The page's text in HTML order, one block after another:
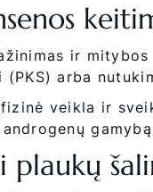
ir
(PKS) arba
veikla ir
plaukų